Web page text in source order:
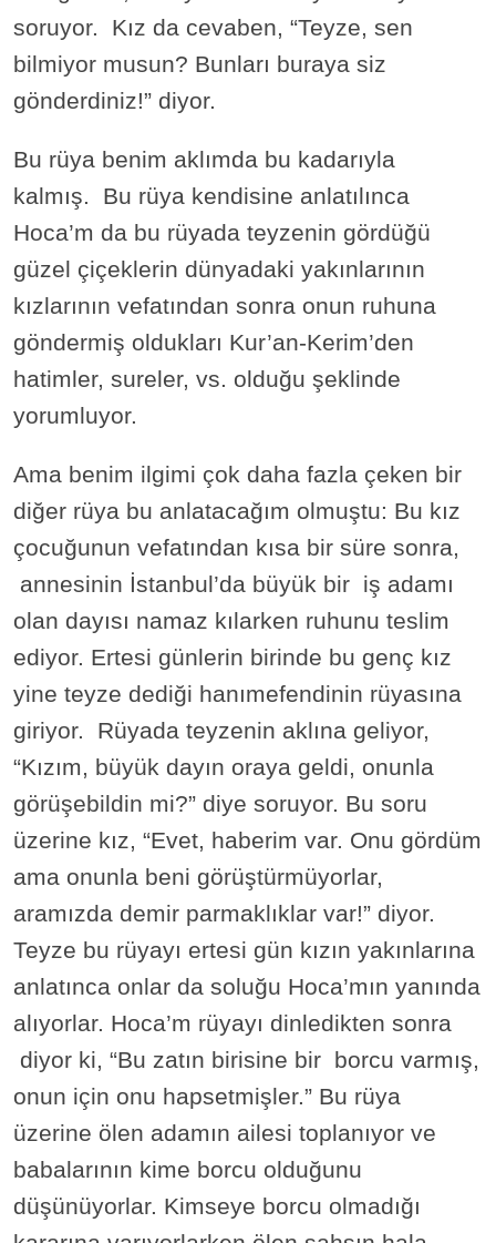
soruyor. Kız da cevaben, “Teyze, sen
bilmiyor musun? Bunları buraya siz
gönderdiniz!” diyor.
Bu rüya benim aklımda bu kadarıyla
kalmış. Bu rüya kendisine anlatılınca
Hoca’m da bu rüyada teyzenin gördüğü
güzel çiçeklerin dünyadaki yakınlarının
kızlarının vefatından sonra onun ruhuna
göndermiş oldukları Kur’an-Kerim’den
hatimler, sureler, vs. olduğu şeklinde
yorumluyor.
Ama benim ilgimi çok daha fazla çeken bir
diğer rüya bu anlatacağım olmuştu: Bu kız
çocuğunun vefatından kısa bir süre sonra,
annesinin İstanbul’da büyük bir iş adamı
olan dayısı namaz kılarken ruhunu teslim
ediyor. Ertesi günlerin birinde bu genç kız
yine teyze dediği hanımefendinin rüyasına
giriyor. Rüyada teyzenin aklına geliyor,
“Kızım, büyük dayın oraya geldi, onunla
görüşebildin mi?” diye soruyor. Bu soru
üzerine kız, “Evet, haberim var. Onu gördüm
ama onunla beni görüştürmüyorlar,
aramızda demir parmaklıklar var!” diyor.
Teyze bu rüyayı ertesi gün kızın yakınlarına
anlatınca onlar da soluğu Hoca’mın yanında
alıyorlar. Hoca’m rüyayı dinledikten sonra
diyor ki, “Bu zatın birisine bir borcu varmış,
onun için onu hapsetmişler.” Bu rüya
üzerine ölen adamın ailesi toplanıyor ve
babalarının kime borcu olduğunu
düşünüyorlar. Kimseye borcu olmadığı